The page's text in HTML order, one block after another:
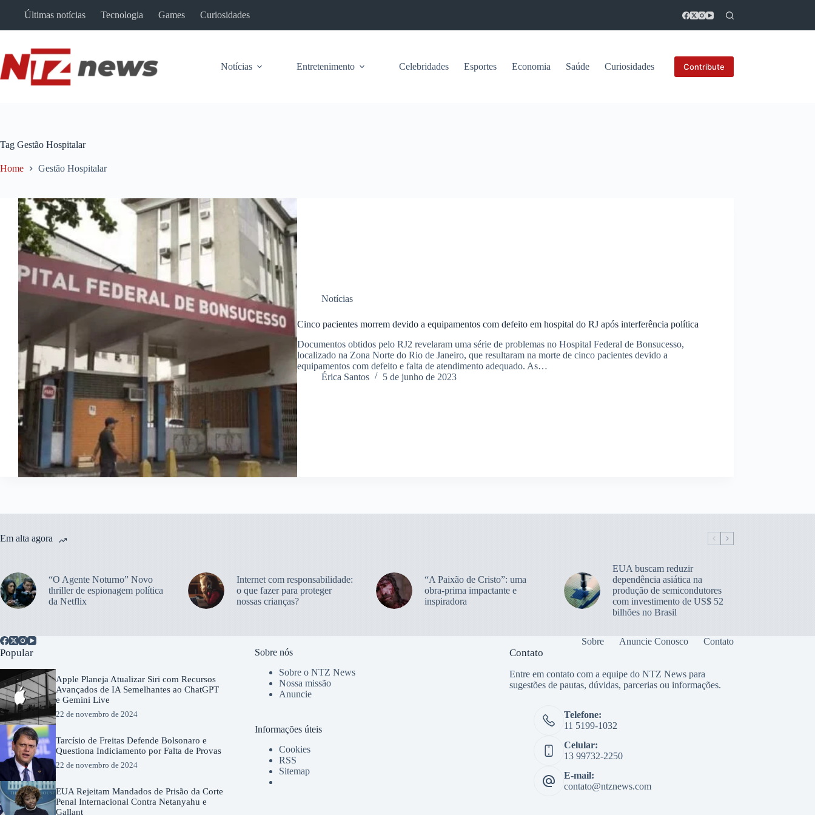
Últimas notícias Tecnologia Games Curiosidades
Notícias Entretenimento Celebridades Esportes Economia Saúde Curiosidades Contribute
Tag Gestão Hospitalar
Home Gestão Hospitalar
Notícias
Cinco pacientes morrem devido a equipamentos com defeito em hospital do RJ após interferência política
Documentos obtidos pelo RJ2 revelaram uma série de problemas no Hospital Federal de Bonsucesso,
localizado na Zona Norte do Rio de Janeiro, que resultaram na morte de cinco pacientes devido a
equipamentos com defeito e falta de atendimento adequado. As…
Érica Santos
5 de junho de 2023
Em alta agora
“O Agente Noturno” Novo
thriller de espionagem política
da Netflix
Internet com responsabilidade:
o que fazer para proteger
nossas crianças?
“A Paixão de Cristo”: uma
obra-prima impactante e
inspiradora
EUA buscam reduzir
dependência asiática na
produção de semicondutores
com investimento de US$ 52
bilhões no Brasil
Sobre Anuncie Conosco Contato
Popular
Apple Planeja Atualizar Siri com Recursos
Avançados de IA Semelhantes ao ChatGPT
e Gemini Live
22 de novembro de 2024
Tarcísio de Freitas Defende Bolsonaro e
Questiona Indiciamento por Falta de Provas
22 de novembro de 2024
EUA Rejeitam Mandados de Prisão da Corte
Penal Internacional Contra Netanyahu e
Gallant
Sobre nós
Sobre o NTZ News
Nossa missão
Anuncie
Informações úteis
Cookies
RSS
Sitemap
Contato
Entre em contato com a equipe do NTZ News para
sugestões de pautas, dúvidas, parcerias ou informações.
Telefone:
11 5199-1032
Celular:
13 99732-2250
E-mail:
contato@ntznews.com